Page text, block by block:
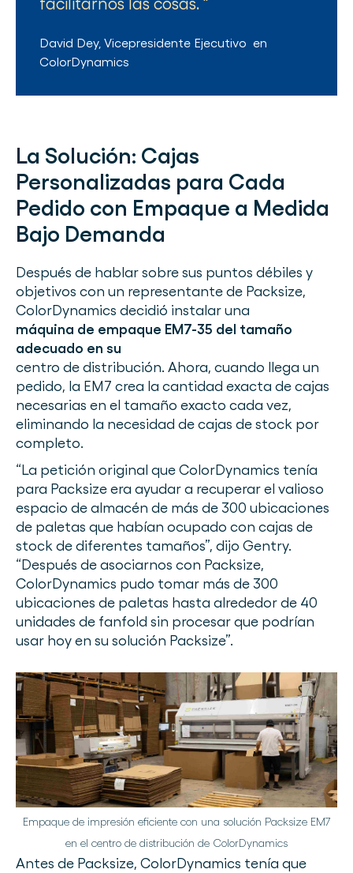
David Dey, Vicepresidente Ejecutivo en
ColorDynamics
La Solución: Cajas
Personalizadas para Cada
Pedido con Empaque a Medida
Bajo Demanda
Después de hablar sobre sus puntos débiles y
objetivos con un representante de Packsize,
ColorDynamics decidió instalar una
máquina de empaque EM7-35 del tamaño
adecuado en su
centro de distribución. Ahora, cuando llega un
pedido, la EM7 crea la cantidad exacta de cajas
necesarias en el tamaño exacto cada vez,
eliminando la necesidad de cajas de stock por
completo.
“La petición original que ColorDynamics tenía
para Packsize era ayudar a recuperar el valioso
espacio de almacén de más de 300 ubicaciones
de paletas que habían ocupado con cajas de
stock de diferentes tamaños”, dijo Gentry.
“Después de asociarnos con Packsize,
ColorDynamics pudo tomar más de 300
ubicaciones de paletas hasta alrededor de 40
unidades de fanfold sin procesar que podrían
usar hoy en su solución Packsize”.
Empaque de impresión eficiente con una solución Packsize EM7
en el centro de distribución de ColorDynamics
Antes de Packsize, ColorDynamics tenía que